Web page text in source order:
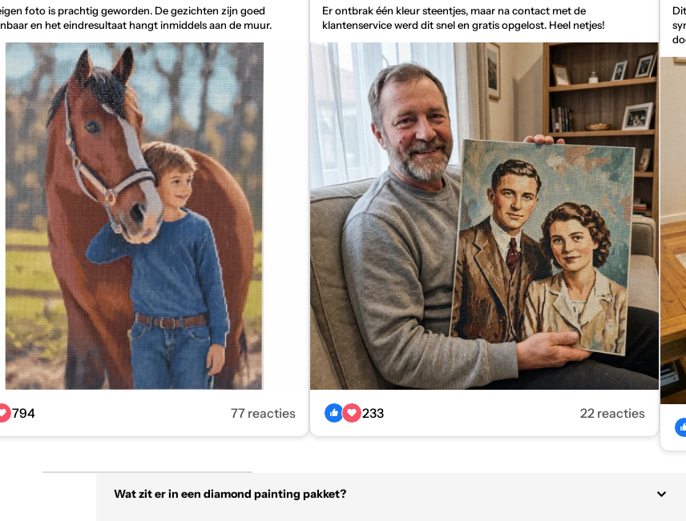
foto is prachtig geworden. De gezichten zijn goed
en het eindresultaat hangt inmiddels aan de muur.
794 77 reacties
Er ontbrak één kleur steentjes, maar na contact met de
klantenservice werd dit snel en gratis opgelost. Heel netjes!
233 22 reacties
Wat zit er in een diamond painting pakket?